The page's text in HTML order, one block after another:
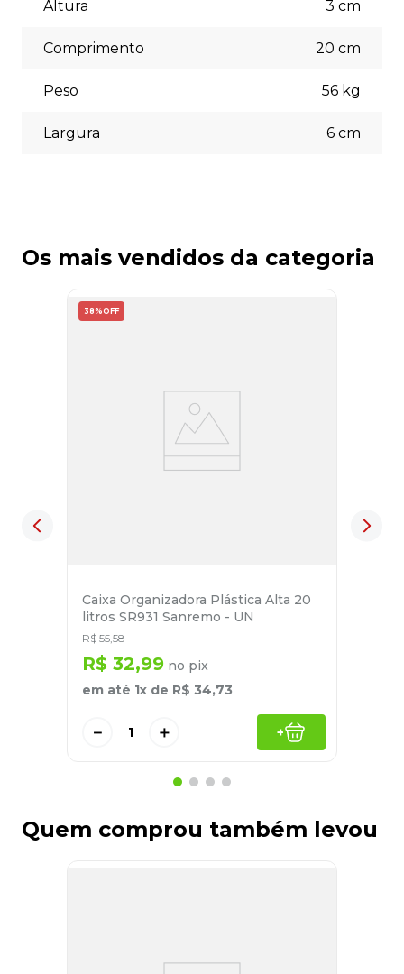
escolher a opção que melhor se adapte às suas
Altura 3 cm
Comprimento 20 cm
Peso 56 kg
Largura 6 cm
Os mais vendidos da categoria
38% OFF
Caixa Organizadora Plástica Alta 20
litros SR931 Sanremo - UN
R$ 55,58
R$ 32,99 no pix
em até 1x de R$ 34,73
＋
－ +
Quem comprou também levou